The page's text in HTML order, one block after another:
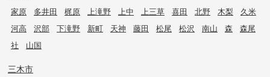
家原 多井田 梶原 上滝野 上中 上三草 喜田 北野 木梨
久米
河高
沢部 下滝野 新町 天神 藤田 松尾 松沢 南山 森
森尾
社
山国
三木市